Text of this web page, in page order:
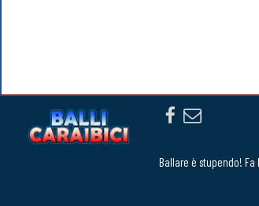
Ballare è stupendo!